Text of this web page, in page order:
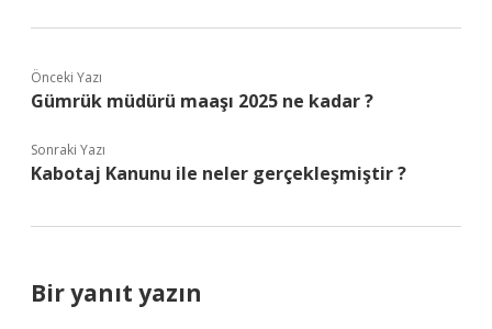
Önceki Yazı
Gümrük müdürü maaşı 2025 ne kadar ?
Sonraki Yazı
Kabotaj Kanunu ile neler gerçekleşmiştir ?
Bir yanıt yazın